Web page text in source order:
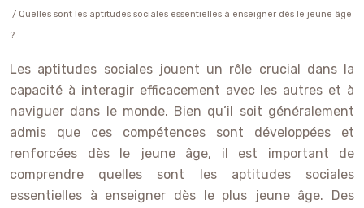
/ Quelles sont les aptitudes sociales essentielles à enseigner dès le jeune âge
?
Les aptitudes sociales jouent un rôle crucial dans la
capacité à interagir efficacement avec les autres et à
naviguer dans le monde. Bien qu’il soit généralement
admis que ces compétences sont développées et
renforcées dès le jeune âge, il est important de
comprendre quelles sont les aptitudes sociales
essentielles à enseigner dès le plus jeune âge. Des